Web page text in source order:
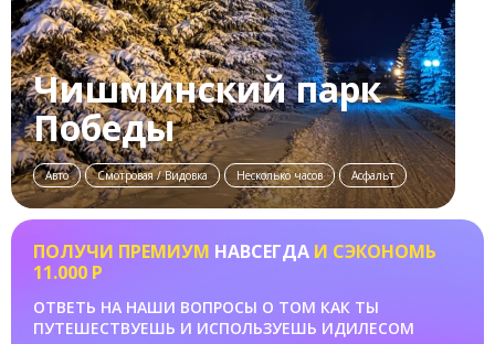
Чишминский парк
Победы
Авто Смотровая / Видовка Несколько часов Асфальт
ПОЛУЧИ ПРЕМИУМ НАВСЕГДА И СЭКОНОМЬ
11.000 Р
ОТВЕТЬ НА НАШИ ВОПРОСЫ О ТОМ КАК ТЫ
ПУТЕШЕСТВУЕШЬ И ИСПОЛЬЗУЕШЬ ИДИЛЕСОМ